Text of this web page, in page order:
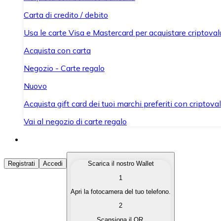
Carta di credito / debito
Usa le carte Visa e Mastercard per acquistare
Acquista con carta
Negozio - Carte regalo
Nuovo
Acquista gift card dei tuoi marchi preferiti con
Vai al negozio di carte regalo
Acquista Criptovalute
Acquista le criptovalute che ti interessano in modo
Converti le tue criptovalute in valuta fiat quando ne hai
Registrati Accedi
Scarica il nostro Wallet
1
Apri la fotocamera del tuo telefono.
2